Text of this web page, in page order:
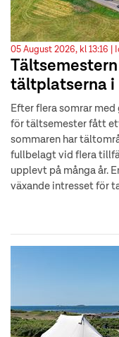
05 August 2026, kl 13:16 |
tältplatserna i
Efter flera somrar
för tältsemester fått
sommaren har
fullbelagt vid flera
upplevt på många år.
växande intresset för